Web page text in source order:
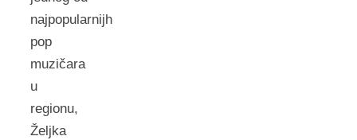
najpopularnijh
pop
muzičara
u
regionu,
Željka